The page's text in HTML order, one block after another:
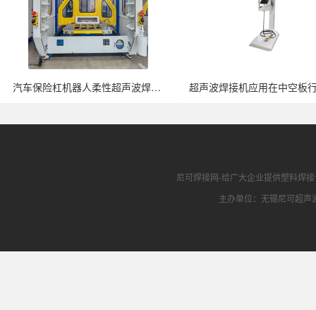
汽车保险杠机器人柔性超声波焊接机全面···
尼可焊接网-给广大企业提供塑料焊
主办单位：无锡尼可超